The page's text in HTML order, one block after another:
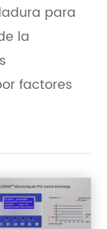
para
la
factores